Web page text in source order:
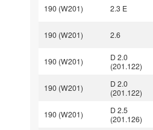
190 (W201) 2.3 E
190 (W201) 2.6
190 (W201)
D 2.0
(201.122)
190 (W201)
D 2.0
(201.122)
190 (W201)
D 2.5
(201.126)